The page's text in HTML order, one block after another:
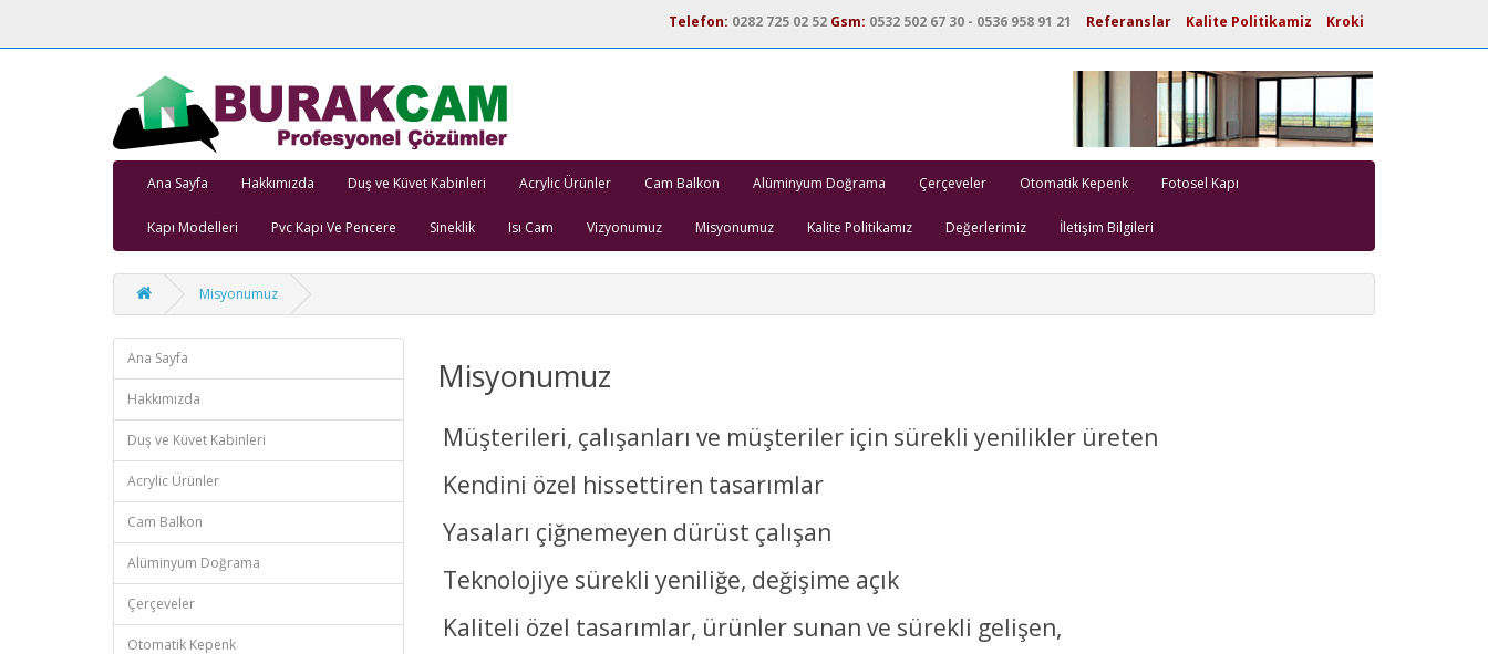
Telefon: 0282 725 02 52 Gsm: 0532 502 67 30 - 0536 958 91 21 Referanslar Kalite Politikamiz Kroki
Ana Sayfa Hakkımızda Duş ve Küvet Kabinleri Acrylic Ürünler Cam Balkon Alüminyum Doğrama Çerçeveler Otomatik Kepenk Fotosel Kapı
Kapı Modelleri Pvc Kapı Ve Pencere Sineklik Isı Cam Vizyonumuz Misyonumuz Kalite Politikamız Değerlerimiz İletişim Bilgileri
Misyonumuz
Ana Sayfa
Hakkımızda
Duş ve Küvet Kabinleri
Acrylic Ürünler
Cam Balkon
Alüminyum Doğrama
Çerçeveler
Otomatik Kepenk
Misyonumuz
Müşterileri, çalışanları ve müşteriler için sürekli yenilikler üreten
Kendini özel hissettiren tasarımlar
Yasaları çiğnemeyen dürüst çalışan
Teknolojiye sürekli yeniliğe, değişime açık
Kaliteli özel tasarımlar, ürünler sunan ve sürekli gelişen,